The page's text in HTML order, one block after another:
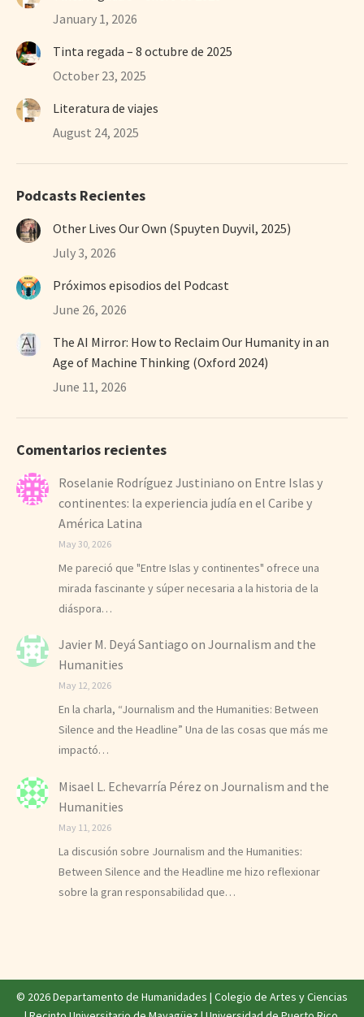
January 1, 2026
Tinta regada – 8 octubre de 2025
October 23, 2025
Literatura de viajes
August 24, 2025
Podcasts Recientes
Other Lives Our Own (Spuyten Duyvil, 2025)
July 3, 2026
Próximos episodios del Podcast
June 26, 2026
The AI Mirror: How to Reclaim Our Humanity in an
Age of Machine Thinking (Oxford 2024)
June 11, 2026
Comentarios recientes
Roselanie Rodríguez Justiniano on Entre Islas y
continentes: la experiencia judía en el Caribe y
América Latina
May 30, 2026
Me pareció que "Entre Islas y continentes" ofrece una
mirada fascinante y súper necesaria a la historia de la
diáspora…
Javier M. Deyá Santiago on Journalism and the
Humanities
May 12, 2026
En la charla, “Journalism and the Humanities: Between
Silence and the Headline” Una de las cosas que más me
impactó…
Misael L. Echevarría Pérez on Journalism and the
Humanities
May 11, 2026
La discusión sobre Journalism and the Humanities:
Between Silence and the Headline me hizo reflexionar
sobre la gran responsabilidad que…
© 2026 Departamento de Humanidades | Colegio de Artes y Ciencias